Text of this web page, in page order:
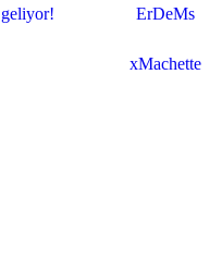
ErDeMs
xMachette